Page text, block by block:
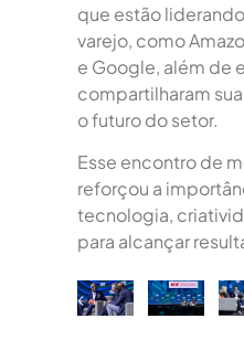
que estão
varejo, como
e Google, além de
compartilharam
o futuro do setor.
Esse encontro de
reforçou a
tecnologia,
para alcançar